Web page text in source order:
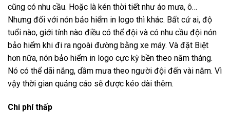
cũng có nhu cầu. Hoặc là kén thời tiết như áo mưa, ô…
Nhưng đối với nón bảo hiểm in logo thì khác. Bất cứ ai, độ
tuổi nào, giới tính nào điều có thể đội và có nhu cầu đội nón
bảo hiểm khi đi ra ngoài đường bằng xe máy. Và đặt Biệt
hơn nữa, nón bảo hiểm in logo cực kỳ bền theo năm tháng.
Nó có thể dãi nắng, dầm mưa theo người đội đến vài năm. Vì
vậy thời gian quảng cáo sẽ được kéo dài thêm.
Chi phí thấp